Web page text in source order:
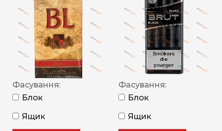
Фасування:
Блок
Ящик
Фасування:
Блок
Ящик